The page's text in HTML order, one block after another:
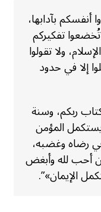
بآدابها،
تفكيركم
ولا تقولوا
إلا في حدود
ربكم، وسنة
المؤمن
رضاه وغضبه،
أحب لله وأبغض
الإيمان»”.